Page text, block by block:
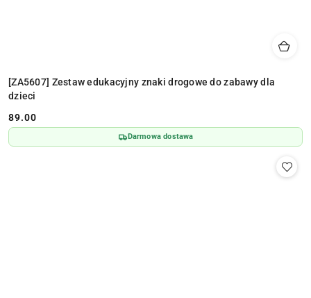
[ZA5607] Zestaw edukacyjny znaki drogowe do zabawy dla
dzieci
Cena:
89.00
Darmowa dostawa